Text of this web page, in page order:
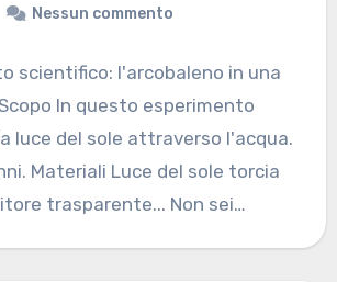
Nessun commento
scientifico: l'arcobaleno in una
In questo esperimento
luce del sole attraverso l'acqua.
Materiali Luce del sole torcia
trasparente... Non sei…